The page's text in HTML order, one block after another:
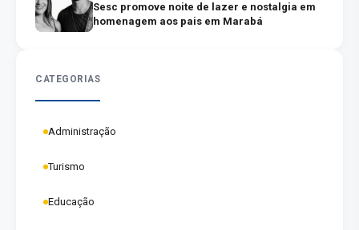
Sesc promove noite de lazer e nostalgia em
homenagem aos pais em Marabá
CATEGORIAS
Administração
Turismo
Educação